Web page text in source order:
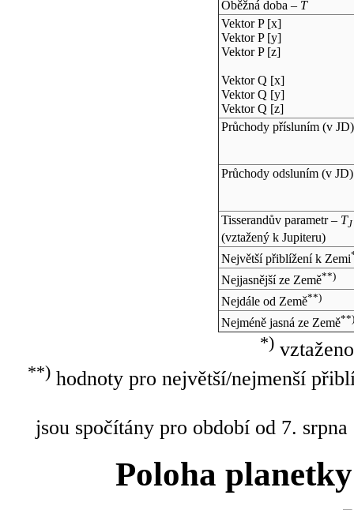
Oběžná doba – T
Vektor P [x]
Vektor P [y]
Vektor P [z]
Vektor Q [x]
Vektor Q [y]
Vektor Q [z]
Průchody přísluním (v JD)
Průchody odsluním (v JD)
Tisserandův parametr – TJ
(vztažený k Jupiteru)
Největší přiblížení k Zemi
Nejjasnější ze Země**)
Nejdále od Země**)
Nejméně jasná ze Země**)
*)
**)hodnoty pro největší/nejmenší
jsou spočítány pro období od 7.
Poloha